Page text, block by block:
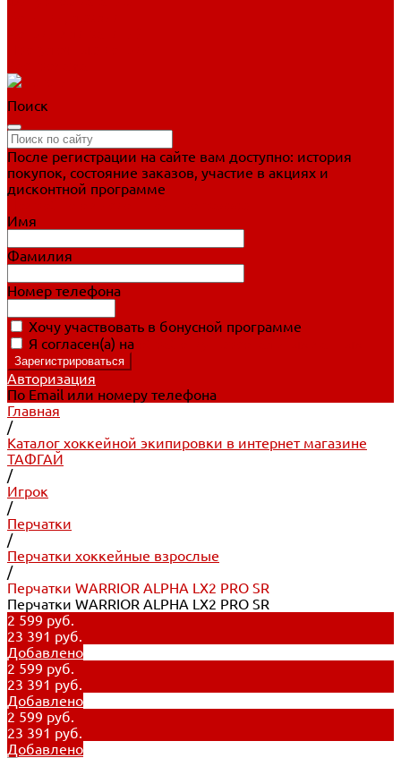
Поиск
После регистрации на сайте вам доступно: история
покупок, состояние заказов, участие в акциях и
дисконтной программе
Имя
Фамилия
Номер телефона
Хочу участвовать в бонусной программе
Я согласен(а) на
Авторизация
По Email или номеру телефона
Главная
/
Каталог хоккейной экипировки в интернет магазине
ТАФГАЙ
/
Игрок
/
Перчатки
/
Перчатки хоккейные взрослые
/
Перчатки WARRIOR ALPHA LX2 PRO SR
Перчатки WARRIOR ALPHA LX2 PRO SR
2 599 руб.
23 391 руб.
Добавлено
2 599 руб.
23 391 руб.
Добавлено
2 599 руб.
23 391 руб.
Добавлено